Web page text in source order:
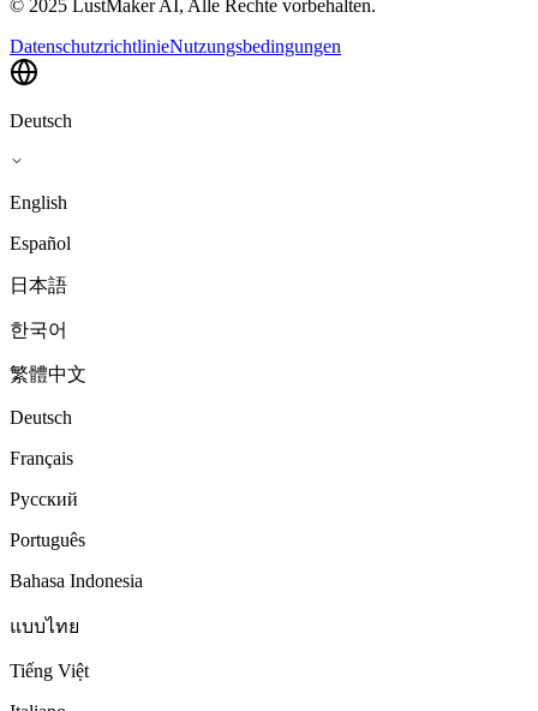
© 2025 LustMaker AI, Alle Rechte vorbehalten.
DatenschutzrichtlinieNutzungsbedingungen
Deutsch
English
Español
日本語
한국어
繁體中文
Deutsch
Français
Русский
Português
Bahasa Indonesia
แบบไทย
Tiếng Việt